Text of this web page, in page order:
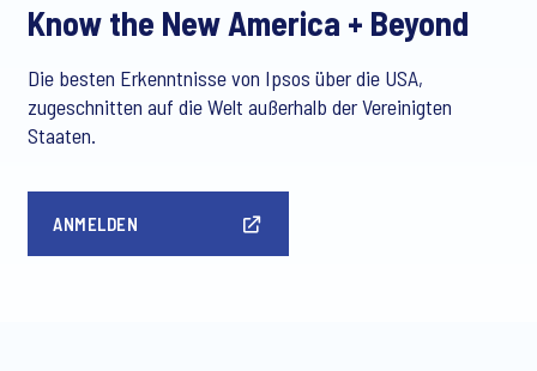
Know the New America + Beyond
Die besten Erkenntnisse von Ipsos über die USA,
zugeschnitten auf die Welt außerhalb der Vereinigten
Staaten.
ANMELDEN